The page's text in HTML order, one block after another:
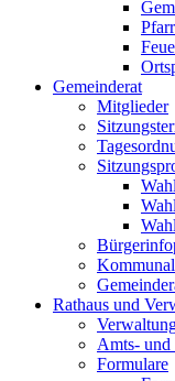
Gemeinderat
Mitglieder
Rathaus und
Amts-
Formulare